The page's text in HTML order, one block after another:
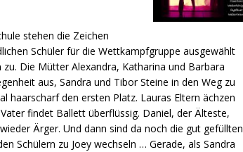
stehen die Zeichen
Schüler für die Wettkampfgruppe ausgewählt
Die Mütter Alexandra, Katharina und Barbara
aus, Sandra und Tibor Steine in den Weg zu
haarscharf den ersten Platz. Lauras Eltern ächzen
findet Ballett überflüssig. Daniel, der Älteste,
Ärger. Und dann sind da noch die gut gefüllten
Schülern zu Joey wechseln … Gerade, als Sandra